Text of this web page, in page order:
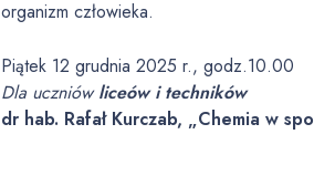
organizm człowieka.
Piątek 12 grudnia 2025 r., godz.10.00
Dla uczniówliceów i techników
dr hab. Rafał Kurczab, „Chemia w